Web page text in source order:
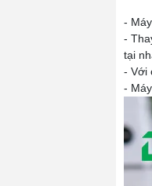
-
-
tại
- Với
-